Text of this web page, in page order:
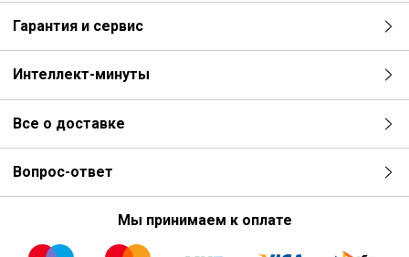
Гарантия и сервис
Интеллект-минуты
Все о доставке
Вопрос-ответ
Мы принимаем к оплате